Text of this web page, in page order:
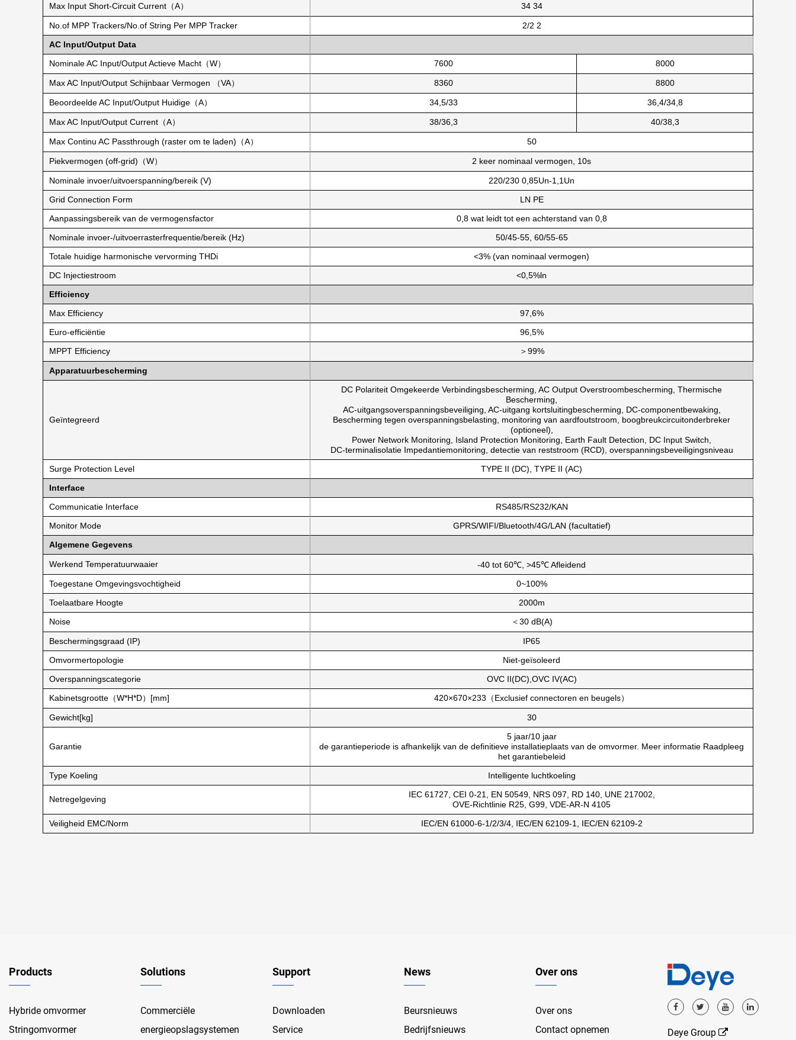
Max Input Short-Circuit Current（A） 34 34
No.of MPP Trackers/No.of String Per MPP Tracker
2/2 2
AC Input/Output Data
Nominale AC Input/Output Actieve Macht（W）
7600 8000
Max AC Input/Output Schijnbaar Vermogen （VA） 8360 8800
Beoordeelde AC Input/Output Huidige（A） 34,5/33 36,4/34,8
Max AC Input/Output Current（A） 38/36,3 40/38,3
Max Continu AC Passthrough (raster om te laden)（A） 50
Piekvermogen (off-grid)（W） 2 keer nominaal vermogen, 10s
Nominale invoer/uitvoerspanning/bereik (V)
220/230 0,85Un-1,1Un
Grid Connection Form
LN PE
Aanpassingsbereik van de vermogensfactor
0,8 wat leidt tot een achterstand van 0,8
Nominale invoer-/uitvoerrasterfrequentie/bereik (Hz)
50/45-55, 60/55-65
Totale huidige harmonische vervorming THDi
<3% (van nominaal vermogen)
DC Injectiestroom
<0,5%ln
Efficiency
Max Efficiency
97,6%
Euro-efficiëntie
96,5%
MPPT Efficiency
＞99%
Apparatuurbescherming
Geïntegreerd
DC Polariteit Omgekeerde Verbindingsbescherming, AC Output Overstroombescherming, Thermische
Bescherming,
AC-uitgangsoverspanningsbeveiliging, AC-uitgang kortsluitingbescherming, DC-componentbewaking,
Bescherming tegen overspanningsbelasting, monitoring van aardfoutstroom, boogbreukcircuitonderbreker
(optioneel),
Power Network Monitoring, Island Protection Monitoring, Earth Fault Detection, DC Input Switch,
DC-terminalisolatie Impedantiemonitoring, detectie van reststroom (RCD), overspanningsbeveiligingsniveau
Surge Protection Level
TYPE II (DC), TYPE II (AC)
Interface
Communicatie Interface
RS485/RS232/KAN
Monitor Mode
GPRS/WIFI/Bluetooth/4G/LAN (facultatief)
Algemene Gegevens
Werkend Temperatuurwaaier
-40 tot 60℃, >45℃ Afleidend
Toegestane Omgevingsvochtigheid
0~100%
Toelaatbare Hoogte
2000m
Noise
＜30 dB(A)
Beschermingsgraad (IP)
IP65
Omvormertopologie
Niet-geïsoleerd
Overspanningscategorie
OVC II(DC),OVC IV(AC)
Kabinetsgrootte（W*H*D）[mm]
420×670×233（Exclusief connectoren en beugels）
Gewicht[kg] 30
Garantie
5 jaar/10 jaar
de garantieperiode is afhankelijk van de definitieve installatieplaats van de omvormer. Meer informatie Raadpleeg
het garantiebeleid
Type Koeling
Intelligente luchtkoeling
Netregelgeving
IEC 61727, CEI 0-21, EN 50549, NRS 097, RD 140, UNE 217002,
OVE-Richtlinie R25, G99, VDE-AR-N 4105
Veiligheid EMC/Norm
IEC/EN 61000-6-1/2/3/4, IEC/EN 62109-1, IEC/EN 62109-2
Products
Hybride omvormer
Stringomvormer
Solutions
Commerciële
energieopslagsystemen
Support
Downloaden
Service
News
Beursnieuws
Bedrijfsnieuws
Over ons
Over ons
Contact opnemen
Deye Group